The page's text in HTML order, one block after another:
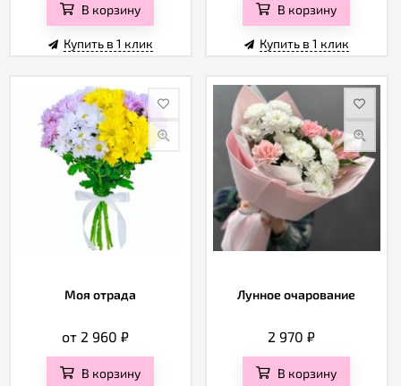
В корзину
Купить в 1 клик
В корзину
Купить в 1 клик
Моя отрада
от 2 960 ₽
В корзину
Лунное очарование
2 970 ₽
В корзину